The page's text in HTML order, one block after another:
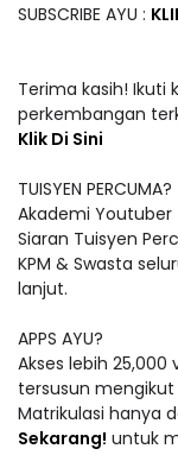
SUBSCRIBE AYU :
Terima kasih! Ikuti
perkembangan
Klik Di Sini
TUISYEN PERCUMA?
Akademi
Siaran Tuisyen
KPM & Swasta
lanjut.
APPS AYU?
Akses lebih
tersusun mengikut
Matrikulasi hanya
Sekarang! untuk